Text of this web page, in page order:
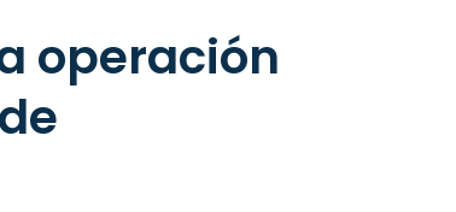
operación